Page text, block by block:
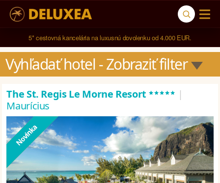
5* cestovná kancelária na luxusnú dovolenku od 4.000 EUR.
Vyhľadať hotel - Zobraziť filter
The St. Regis Le Morne Resort ***** |
Maurícius